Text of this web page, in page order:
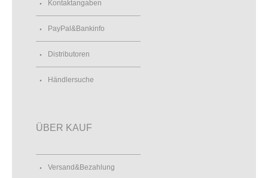
Kontaktangaben
PayPal&Bankinfo
Distributoren
Händlersuche
ÜBER KAUF
Versand&Bezahlung